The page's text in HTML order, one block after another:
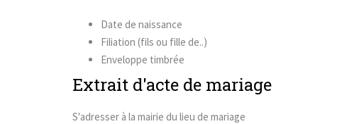
Date de naissance
Filiation (fils ou fille de..)
Enveloppe timbrée
Extrait d'acte de mariage
S'adresser à la mairie du lieu de mariage